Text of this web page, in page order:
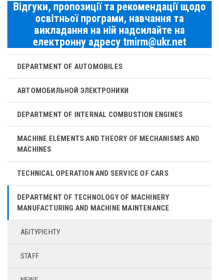
Відгуки, пропозиції та рекомендації щодо
освітньої програми, навчання та
викладання на ній надсилайте на
електронну адресу tmirm@ukr.net
DEPARTMENT OF AUTOMOBILES
АВТОМОБИЛЬНОЙ ЭЛЕКТРОНИКИ
DEPARTMENT OF INTERNAL COMBUSTION ENGINES
MACHINE ELEMENTS AND THEORY OF MECHANISMS AND
MACHINES
TECHNICAL OPERATION AND SERVICE OF CARS
DEPARTMENT OF TECHNOLOGY OF MACHINERY
MANUFACTURING AND MACHINE MAINTENANCE
АБІТУРІЄНТУ
STAFF